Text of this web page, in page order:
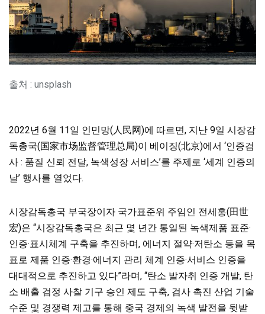
출처 : unsplash
2022년 6월 11일 인민망(人民网)에 따르면, 지난 9일 시장감
독총국(国家市场监督管理总局)이 베이징(北京)에서 ‘인증검
사 : 품질 신뢰 전달, 녹색성장 서비스’를 주제로 ‘세계 인증의
날’ 행사를 열었다.
시장감독총국 부국장이자 국가표준위 주임인 전세홍(田世
宏)은 “시장감독총국은 최근 몇 년간 통일된 녹색제품 표준·
인증·표시체계 구축을 추진하며, 에너지 절약·저탄소 등을 목
표로 제품 인증·환경·에너지 관리 체계 인증·서비스 인증을
대대적으로 추진하고 있다”라며, “탄소 발자취 인증 개발, 탄
소 배출 검정 사찰 기구 승인 제도 구축, 검사 촉진 산업 기술
수준 및 경쟁력 제고를 통해 중국 경제의 녹색 발전을 뒷받